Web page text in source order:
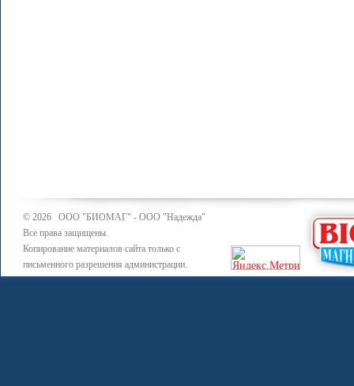
© 2026 ООО "БИОМАГ" - ООО "Надежда"
Все права защищены.
Копирование материалов сайта только с
письменного разрешения администрации.